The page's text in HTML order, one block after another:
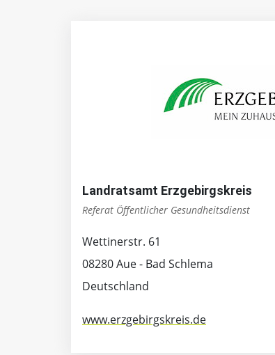
Landratsamt Erzgebirgskreis
Referat Öffentlicher Gesundheitsdienst
Wettinerstr. 61
08280 Aue - Bad Schlema
Deutschland
www.erzgebirgskreis.de